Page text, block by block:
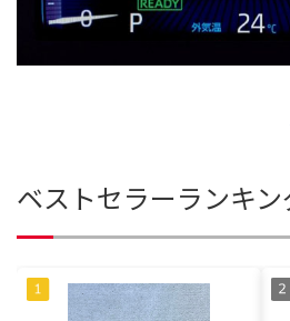
ベストセラーランキ